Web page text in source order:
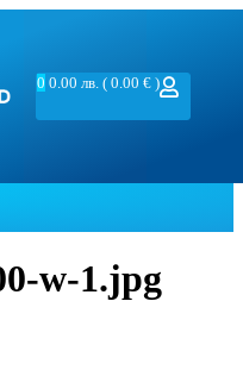
0 0.00лв. ( 0.00 € )
w-1.jpg